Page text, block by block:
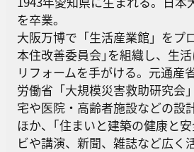
を卒業。
大阪万博で「生活産業館」をプ
本住改善委員会｣を組織し、生
リフォームを手がける。元通産
労働省「大規模災害救助研究会
宅や医院・高齢者施設などの設
ほか、｢住まいと建築の健康と
ビや講演、新聞、雑誌など広く